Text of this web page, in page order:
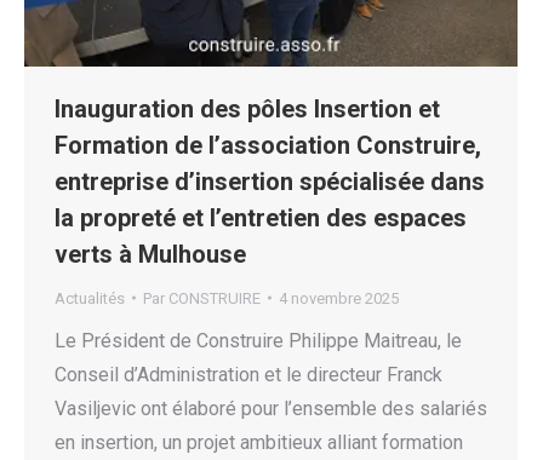
Inauguration des pôles Insertion et
Formation de l’association Construire,
entreprise d’insertion spécialisée dans
la propreté et l’entretien des espaces
verts à Mulhouse
Actualités Par CONSTRUIRE 4 novembre 2025
Le Président de Construire Philippe Maitreau, le
Conseil d’Administration et le directeur Franck
Vasiljevic ont élaboré pour l’ensemble des salariés
en insertion, un projet ambitieux alliant formation